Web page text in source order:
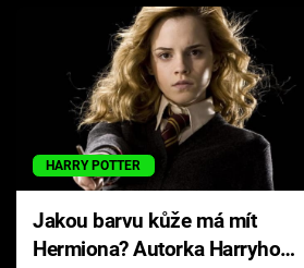
HARRY POTTER
Jakou barvu kůže má mít
Hermiona? Autorka Harryho